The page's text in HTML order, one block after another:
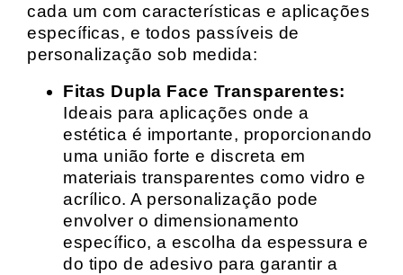
cada um com características e aplicações
específicas, e todos passíveis de
personalização sob medida:
Fitas Dupla Face Transparentes:
Ideais para aplicações onde a
estética é importante, proporcionando
uma união forte e discreta em
materiais transparentes como vidro e
acrílico. A personalização pode
envolver o dimensionamento
específico, a escolha da espessura e
do tipo de adesivo para garantir a